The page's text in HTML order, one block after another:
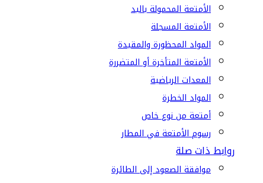
الأمتعة المحمولة باليد
الأمتعة المسجلة
المواد المحظورة والمقيدة
الأمتعة المتأخرة أو المتضررة
المعدات الرياضية
المواد الخطرة
أمتعة من نوع خاص
رسوم الأمتعة في المطار
روابط ذات صلة
موافقة الصعود إلى الطائرة